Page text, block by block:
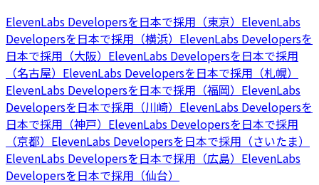
ElevenLabs Developersを日本で採用（東京） ElevenLabs
Developersを日本で採用（横浜） ElevenLabs Developersを
日本で採用（大阪） ElevenLabs Developersを日本で採用
（名古屋） ElevenLabs Developersを日本で採用（札幌）
ElevenLabs Developersを日本で採用（福岡） ElevenLabs
Developersを日本で採用（川崎） ElevenLabs Developersを
日本で採用（神戸） ElevenLabs Developersを日本で採用
（京都） ElevenLabs Developersを日本で採用（さいたま）
ElevenLabs Developersを日本で採用（広島） ElevenLabs
Developersを日本で採用（仙台）